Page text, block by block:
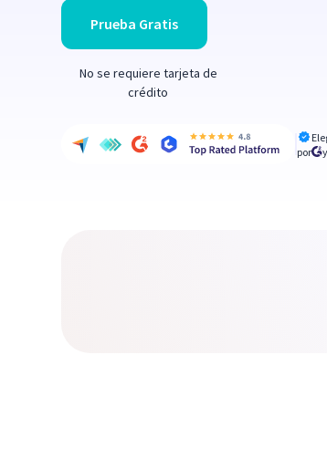
Prueba Gratis
No se requiere tarjeta de
crédito
por
y